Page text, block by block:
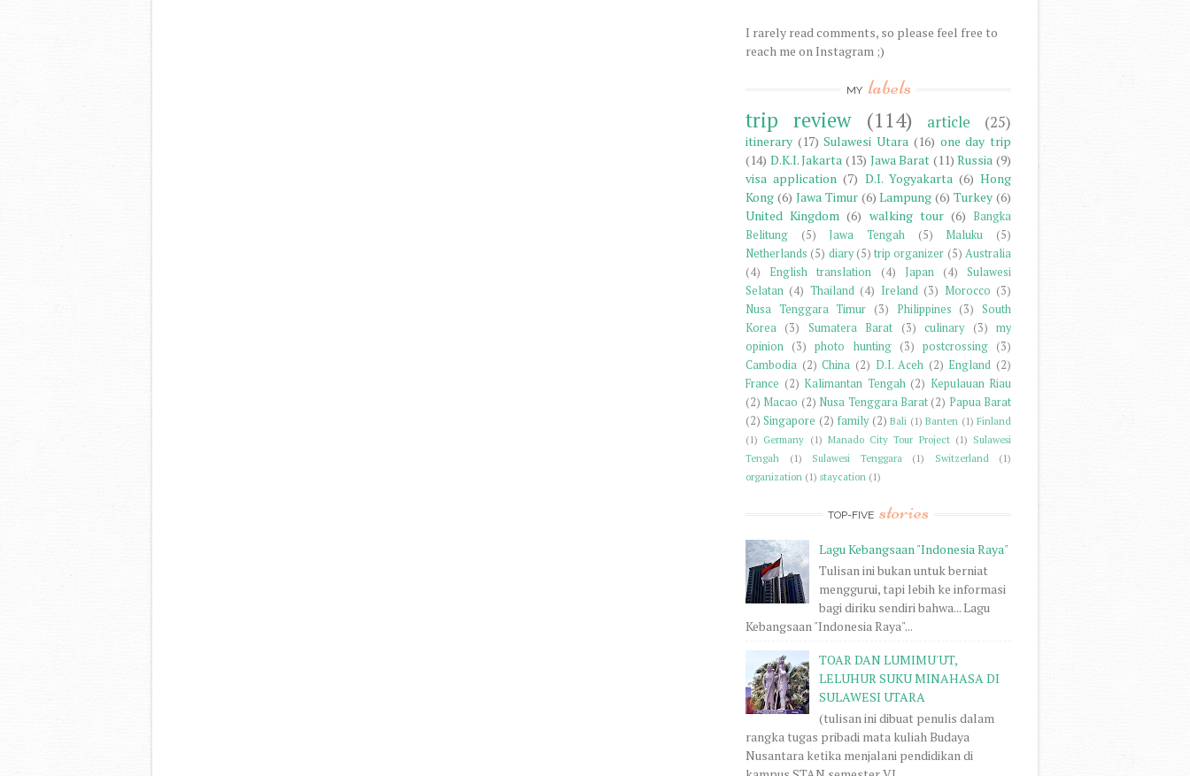
I rarely read comments, so please feel free to
reach me on Instagram ;)
MY labels
trip review
(114) article (25)
itinerary (17) Sulawesi Utara (16) one day trip
(14) D.K.I. Jakarta (13) Jawa Barat (11) Russia (9)
visa application (7) D.I. Yogyakarta (6) Hong
Kong (6) Jawa Timur (6) Lampung (6) Turkey (6)
United Kingdom (6) walking tour (6) Bangka
Belitung
(5) Jawa Tengah (5) Maluku
(5)
Netherlands (5) diary (5) trip organizer (5) Australia
(4)
English translation (4) Japan (4)
Sulawesi
Selatan (4) Thailand (4) Ireland (3) Morocco (3)
Nusa Tenggara Timur (3) Philippines (3) South
Korea (3) Sumatera Barat (3) culinary (3) my
opinion (3) photo hunting (3) postcrossing (3)
Cambodia (2) China (2) D.I. Aceh (2) England (2)
France (2) Kalimantan Tengah (2) Kepulauan Riau
(2) Macao (2) Nusa Tenggara Barat (2) Papua Barat
(2) Singapore (2) family (2) Bali (1) Banten (1) Finland
(1) Germany (1) Manado City Tour Project (1) Sulawesi
Tengah
(1) Sulawesi Tenggara (1) Switzerland
(1)
organization (1) staycation (1)
TOP-FIVE stories
Lagu Kebangsaan "Indonesia Raya"
Tulisan ini bukan untuk berniat
menggurui, tapi lebih ke informasi
bagi diriku sendiri bahwa... Lagu
Kebangsaan "Indonesia Raya"...
TOAR DAN LUMIMU'UT,
LELUHUR SUKU MINAHASA DI
SULAWESI UTARA
(tulisan ini dibuat penulis dalam
rangka tugas pribadi mata kuliah Budaya
Nusantara ketika menjalani pendidikan di